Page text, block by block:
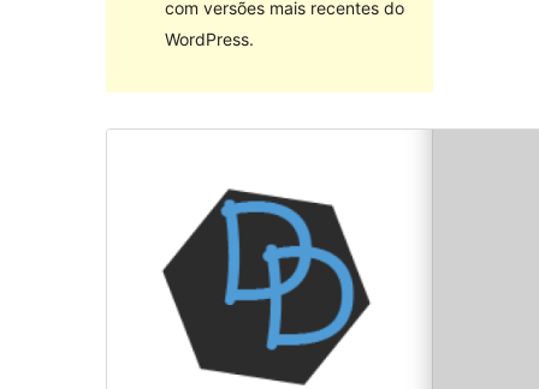
com versões mais recentes do
WordPress.